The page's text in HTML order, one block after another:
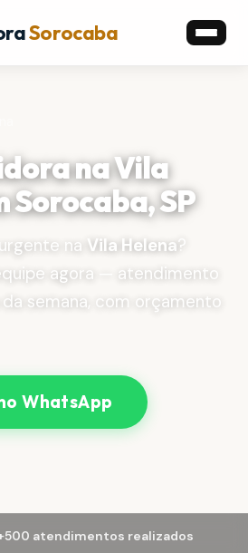
Sorocaba
na Vila
Sorocaba, SP
na Vila Helena?
agora — atendimento
semana, com orçamento
WhatsApp
atendimentos realizados